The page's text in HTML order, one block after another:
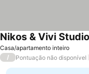
Casa/apartamento inteiro
Nikos & Vivi
/ Pontuação não disponível